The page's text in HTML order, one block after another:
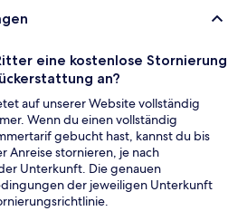
eine kostenlose Stornierung
an?
auf unserer Website vollständig
Wenn du einen vollständig
gebucht hast, kannst du bis
Anreise stornieren, je nach
Unterkunft. Die genauen
der jeweiligen Unterkunft